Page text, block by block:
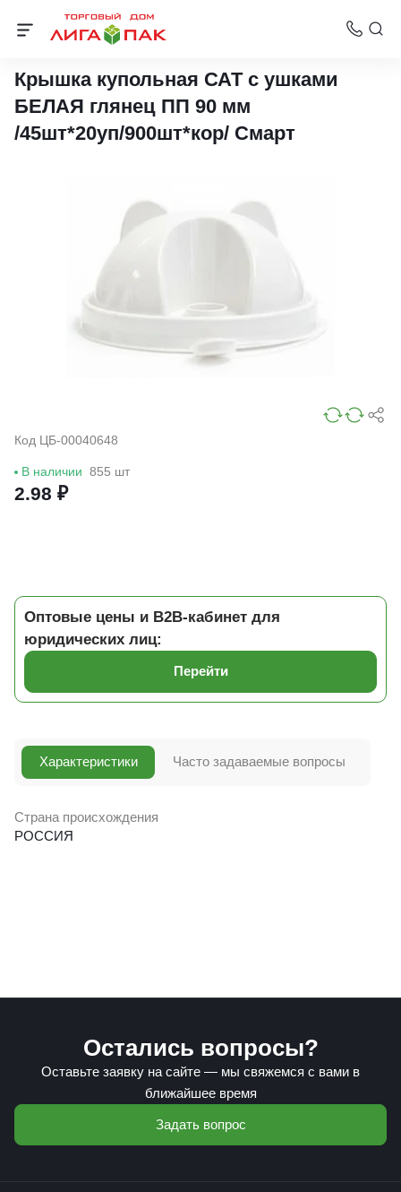
Стаканы Bubble Cup
Крышка купольная САТ с ушками
БЕЛАЯ глянец ПП 90 мм
/45шт*20уп/900шт*кор/ Смарт
Код ЦБ-00040648
В наличии 855 шт
2.98 ₽
Оптовые цены и B2B-кабинет для
юридических лиц:
Перейти
Характеристики
Страна происхождения
РОССИЯ
Часто задаваемые вопросы
Остались вопросы?
Оставьте заявку на сайте — мы свяжемся с вами в
ближайшее время
Задать вопрос